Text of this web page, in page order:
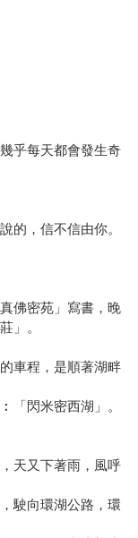
乎每天都會發生奇
的，信不信由你。
佛密苑」寫書，晚
」。
車程，是順著湖畔
「閃米密西湖」。
天又下著雨，風呼
駛向環湖公路，環